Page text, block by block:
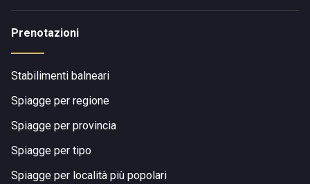
Prenotazioni
Stabilimenti balneari
Spiagge per regione
Spiagge per provincia
Spiagge per tipo
Spiagge per località più popolari